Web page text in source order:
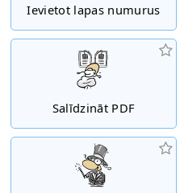
Ievietot lapas numurus
Salīdzināt PDF